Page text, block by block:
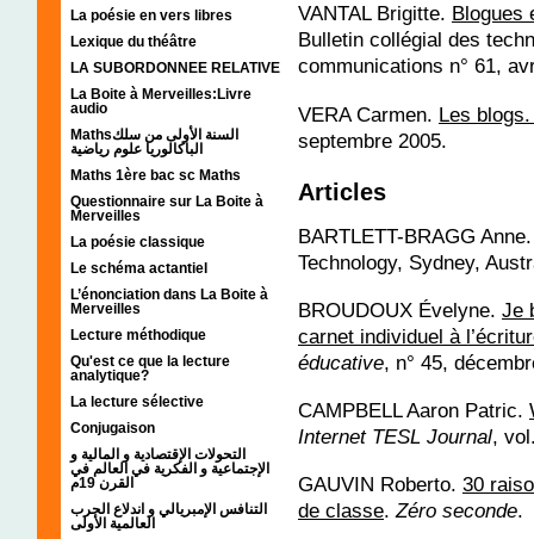
La poésie en vers libres
Lexique du théâtre
LA SUBORDONNEE RELATIVE
La Boite à Merveilles:Livre
audio
Mathsالسنة الأولى من سلك
الباكالوريا علوم رياضية
Maths 1ère bac sc Maths
Questionnaire sur La Boite à
Merveilles
La poésie classique
Le schéma actantiel
L’énonciation dans La Boite à
Merveilles
Lecture méthodique
Qu'est ce que la lecture
analytique?
La lecture sélective
Conjugaison
التحولات الإقتصادية و المالية و
الإجتماعية و الفكرية في العالم في
القرن 19م
التنافس الإمبريالي و اندلاع الحرب
العالمية الأولى
VANTAL Brigitte. Blogues
Bulletin collégial des
communications n° 61,
VERA Carmen. Les
septembre 2005.
Articles
BARTLETT-BRAGG
Technology, Sydney,
BROUDOUX Évelyne. Je
carnet individuel à
éducative, n° 45,
CAMPBELL Aaron Patric.
Internet TESL Journal,
GAUVIN Roberto. 30
de classe.Zéro seconde.